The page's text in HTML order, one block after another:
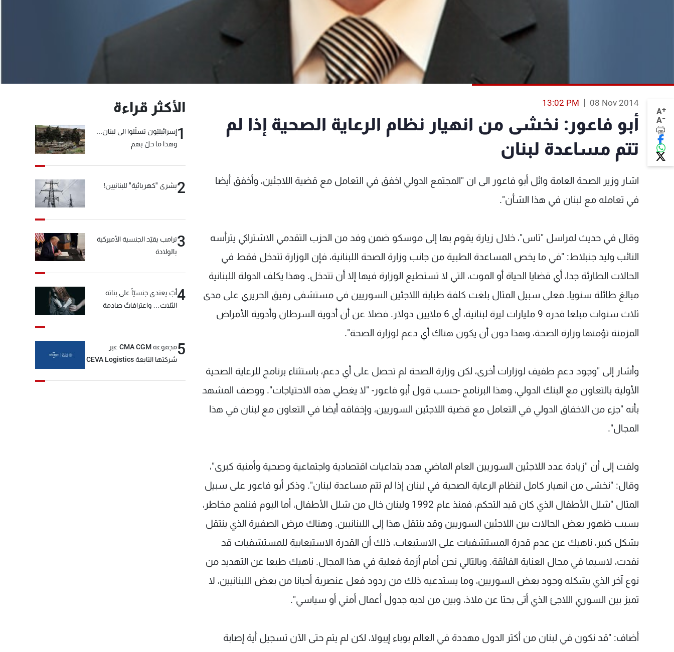
A+
A-
08 Nov 2014
13:02 PM
أبو فاعور: نخشى من انهيار نظام الرعاية الصحية إذا لم
تتم مساعدة لبنان
اشار وزير الصحة العامة وائل أبو فاعور الى ان "المجتمع الدولي اخفق في التعامل مع قضية اللاجئين، وأخفق أيضا
في تعامله مع لبنان في هذا الشأن".
وقال في حديث لمراسل "تاس"، خلال زيارة يقوم بها إلى موسكو ضمن وفد من الحزب التقدمي الاشتراكي يترأسه
النائب وليد جنبلاط: "في ما يخص المساعدة الطبية من جانب وزارة الصحة اللبنانية، فإن الوزارة تتدخل فقط في
الحالات الطارئة جدا، أي قضايا الحياة أو الموت، التي لا تستطيع الوزارة فيها إلا أن تتدخل. وهذا يكلف الدولة اللبنانية
مبالغ طائلة سنويا. فعلى سبيل المثال بلغت كلفة طبابة اللاجئين السوريين في مستشفى رفيق الحريري على مدى
ثلاث سنوات مبلغا قدره 9 مليارات ليرة لبنانية، أي 6 ملايين دولار. فضلا عن أن أدوية السرطان وأدوية الأمراض
المزمنة تؤمنها وزارة الصحة، وهذا دون أن يكون هناك أي دعم لوزارة الصحة".
وأشار إلى "وجود دعم طفيف لوزارات أخرى، لكن وزارة الصحة لم تحصل على أي دعم، باستثناء برنامج للرعاية الصحية
الأولية بالتعاون مع البنك الدولي، وهذا البرنامج -حسب قول أبو فاعور- "لا يغطي هذه الاحتياجات". ووصف المشهد
بأنه "جزء من الاخفاق الدولي في التعامل مع قضية اللاجئين السوريين، وإخفاقه أيضا في التعاون مع لبنان في هذا
المجال".
ولفت إلى أن "زيادة عدد اللاجئين السوريين العام الماضي هدد بتداعيات اقتصادية واجتماعية وصحية وأمنية كبرى"،
وقال: "نخشى من انهيار كامل لنظام الرعاية الصحية في لبنان إذا لم تتم مساعدة لبنان". وذكر أبو فاعور على سبيل
المثال "شلل الأطفال الذي كان قيد التحكم، فمنذ عام 1992 ولبنان خال من شلل الأطفال، أما اليوم فنلمح مخاطر،
بسبب ظهور بعض الحالات بين اللاجئين السوريين وقد ينتقل هذا إلى اللبنانيين. وهناك مرض الصفيرة الذي ينتقل
بشكل كبير، ناهيك عن عدم قدرة المستشفيات على الاستيعاب، ذلك أن القدرة الاستيعابية للمستشفيات قد
نفدت، لاسيما في مجال العناية الفائقة. وبالتالي نحن أمام أزمة فعلية في هذا المجال. ناهيك طبعا عن التهديد من
نوع آخر الذي يشكله وجود بعض السوريين، وما يستدعيه ذلك من ردود فعل عنصرية أحيانا من بعض اللبنانيين، لا
تميز بين السوري اللاجئ الذي أتى بحثا عن ملاذ، وبين من لديه جدول أعمال أمني أو سياسي".
أضاف: "قد نكون في لبنان من أكثر الدول مهددة في العالم بوباء إيبولا، لكن لم يتم حتى الآن تسجيل أية إصابة
الأكثر قراءة
1إسرائيليّون تسلّلوا الى لبنان...
وهذا ما حلّ بهم
2بشرى "كهربائية" للبنانيين!
3ترامب يقيّد الجنسية الأميركية
بالولادة
4أبٌ يعتدي جنسيّاً على بناته
الثلاث… واعترافاتٌ صادمة
5
مجموعة CMA CGM عبر
شركتها التابعة CEVA Logistics